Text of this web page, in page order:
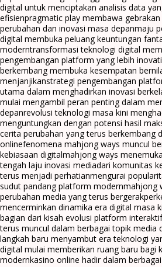
digital untuk menciptakan analisis data
efisienpragmatic play membawa
perubahan dan inovasi masa depanmaju
digital membuka peluang keuntungan
moderntransformasi teknologi digital
pengembangan platform yang lebih
berkembang membuka kesempatan
menjanjikanstrategi pengembangan
utama dalam menghadirkan inovasi
mulai mengambil peran penting dalam
depanrevolusi teknologi masa kini
menguntungkan dengan potensi hasil
cerita perubahan yang terus berkembang
onlinefenomena mahjong ways muncul
kebiasaan digitalmahjong ways
tengah laju inovasi mediadari komunitas
terus menjadi perhatianmengurai
sudut pandang platform modernmahjong
perubahan media yang terus bergerak
mencerminkan dinamika era digital masa
bagian dari kisah evolusi platform interaktif
terus muncul dalam berbagai topik media
langkah baru menyambut era teknologi
digital mulai memberikan ruang baru bagi
modernkasino online hadir dalam